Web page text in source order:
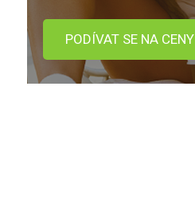
PODÍVAT SE NA CENY